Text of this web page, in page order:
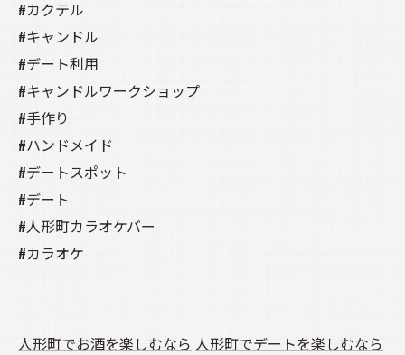
#カクテル
#キャンドル
#デート利用
#キャンドルワークショップ
#手作り
#ハンドメイド
#デートスポット
#デート
#人形町カラオケバー
#カラオケ
人形町でお酒を楽しむなら 人形町でデートを楽しむなら